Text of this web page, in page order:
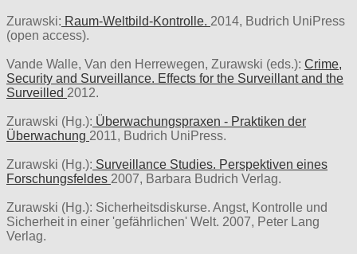
Zurawski: Raum-Weltbild-Kontrolle. 2014, Budrich UniPress
(open access).
Vande Walle, Van den Herrewegen, Zurawski (eds.): Crime,
Security and Surveillance. Effects for the Surveillant and the
Surveilled 2012.
Zurawski (Hg.): Überwachungspraxen - Praktiken der
Überwachung 2011, Budrich UniPress.
Zurawski (Hg.): Surveillance Studies. Perspektiven eines
Forschungsfeldes 2007, Barbara Budrich Verlag.
Zurawski (Hg.): Sicherheitsdiskurse. Angst, Kontrolle und
Sicherheit in einer 'gefährlichen' Welt. 2007, Peter Lang
Verlag.